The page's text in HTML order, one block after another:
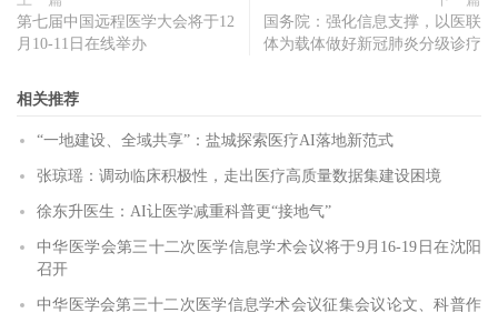
第七届中国远程医学大会将于12
月10-11日在线举办
国务院：强化信息支撑，以医联
体为载体做好新冠肺炎分级诊疗
相关推荐
“一地建设、全域共享”：盐城探索医疗AI落地新范式
张琼瑶：调动临床积极性，走出医疗高质量数据集建设困境
徐东升医生：AI让医学减重科普更“接地气”
中华医学会第三十二次医学信息学术会议将于9月16-19日在沈阳
召开
中华医学会第三十二次医学信息学术会议征集会议论文、科普作